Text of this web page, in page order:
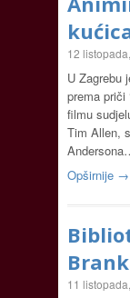
12
U Zagrebu
prema priči
filmu
Tim Allen,
Opširnije →
11